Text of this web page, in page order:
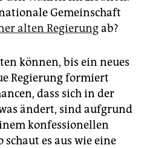
Gemeinschaft
alten Regierungab?
können, bis ein neues
Regierung formiert
dass sich in der
ändert, sind aufgrund
konfessionellen
es aus wie eine